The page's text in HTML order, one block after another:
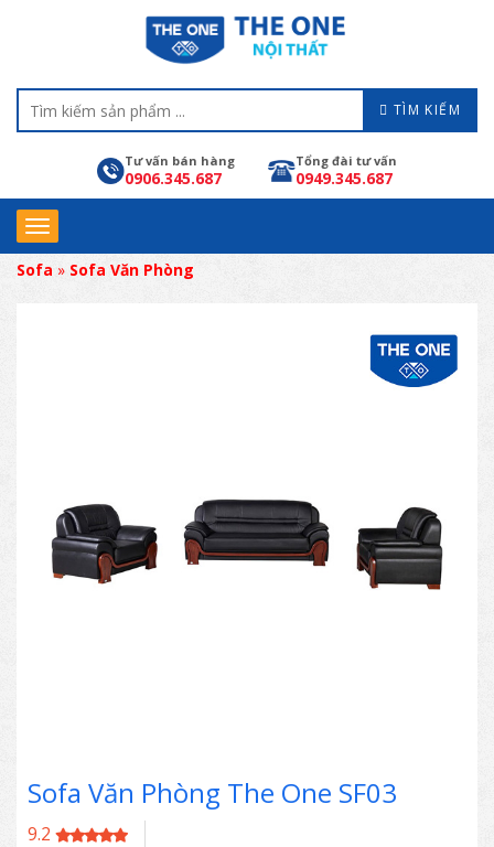
TÌM KIẾM
Tư vấn bán hàng
0906.345.687
Tổng đài tư vấn
0949.345.687
Sofa » Sofa Văn Phòng
Sofa Văn Phòng The One SF03
9.2